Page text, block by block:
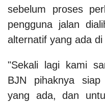
sebelum proses
pengguna jalan
alternatif yang ada
"Sekali lagi kami
BJN pihaknya siap
yang ada, dan